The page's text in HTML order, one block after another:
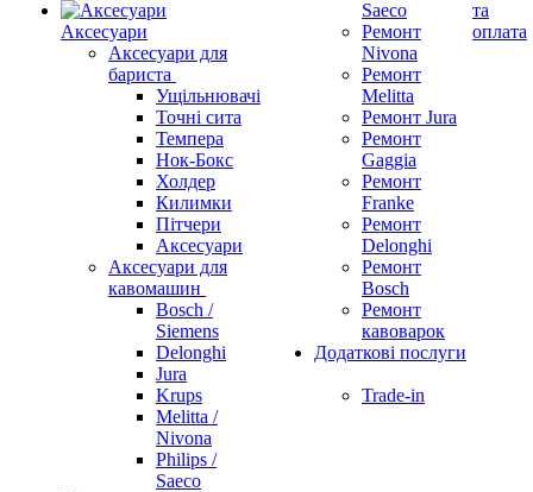
Аксесуари
Аксесуари для
бариста
Ущільнювачі
Точні сита
Темпера
Нок-Бокс
Холдер
Килимки
Пітчери
Аксесуари
Аксесуари для
кавомашин
Bosch /
Siemens
Delonghi
Jura
Krups
Melitta /
Nivona
Philips /
Saeco
Saeco
Ремонт
Nivona
Ремонт
Melitta
Ремонт Jura
Ремонт
Gaggia
Ремонт
Franke
Ремонт
Delonghi
Ремонт
Bosch
Ремонт
кавоварок
Додаткові послуги
Trade-in
та
оплата